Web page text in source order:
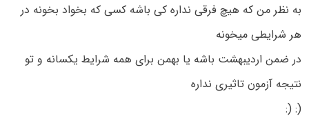
به نظر من که هیچ فرقی نداره کی باشه کسی که بخواد بخونه در
هر شرایطی میخونه
در ضمن اردیبهشت باشه یا بهمن برای همه شرایط یکسانه و تو
نتیجه آزمون تاثیری نداره
(: (: